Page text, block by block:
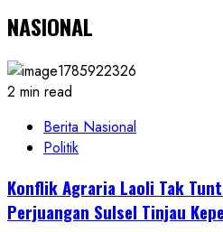
NASIONAL
2 min read
Berita Nasional
Politik
Konflik Agraria Laoli Tak
Perjuangan Sulsel Tinjau